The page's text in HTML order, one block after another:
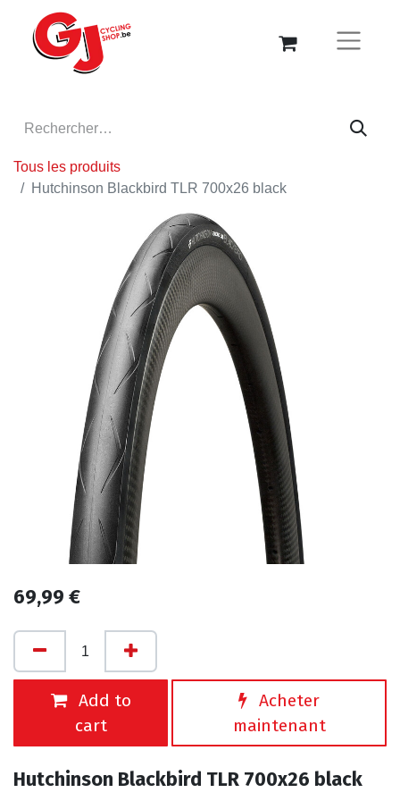
Tous les produits
Hutchinson Blackbird TLR 700x26 black
69,99 €
Add to
cart
Acheter
maintenant
Hutchinson Blackbird TLR 700x26 black